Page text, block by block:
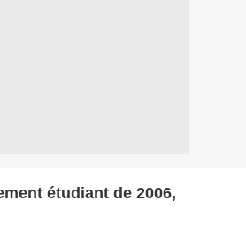
étudiant de 2006,